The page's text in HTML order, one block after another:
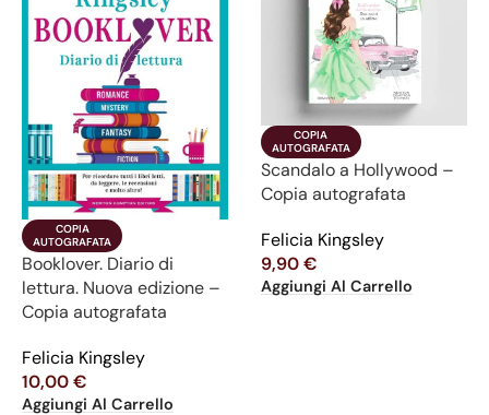
COPIA
AUTOGRAFATA
Booklover. Diario di
lettura. Nuova edizione –
Copia autografata
Felicia Kingsley
10,00€
Aggiungi Al Carrello
COPIA
AUTOGRAFATA
Scandalo a Hollywood –
Copia autografata
Felicia Kingsley
9,90€
Aggiungi Al Carrello